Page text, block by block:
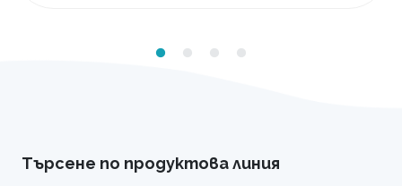
Търсене по продуктова линия